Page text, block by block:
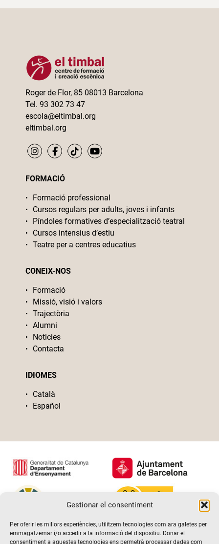
Gestionar el consentiment
Per oferir les millors experiències, utilitzem tecnologies com ara galetes per
emmagatzemar i/o accedir a la informació del dispositiu. Donar el
consentiment a aquestes tecnologies ens permetrà processar dades com
Roger de Flor, 85 08013 Barcelona
Tel. 93 302 73 47
escola@eltimbal.org
eltimbal.org
FORMACIÓ
Formació professional
Cursos regulars per adults, joves i infants
Píndoles formatives d’especialització teatral
Cursos intensius d’estiu
Teatre per a centres educatius
CONEIX-NOS
Formació
Missió, visió i valors
Trajectòria
Alumni
Noticies
Contacta
IDIOMES
Català
Español